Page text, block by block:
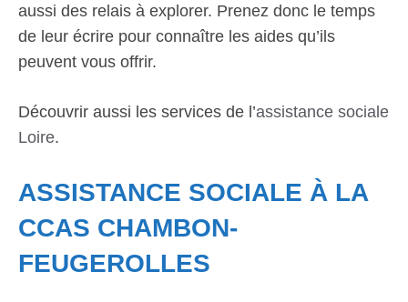
aussi des relais à explorer. Prenez donc le temps
de leur écrire pour connaître les aides qu’ils
peuvent vous offrir.
Découvrir aussi les services de l’assistance sociale
Loire.
ASSISTANCE SOCIALE À LA
CCAS CHAMBON-
FEUGEROLLES